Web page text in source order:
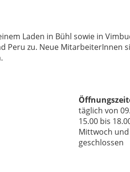
Laden in Bühl sowie in
Peru zu. Neue MitarbeiterInnen
täglich von
15.00 bis
Mittwoch
geschlossen